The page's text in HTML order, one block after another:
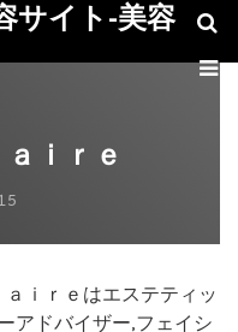
サイト-美容
ｉｒｅ
ｉｒｅはエステティッ
アドバイザー,フェイシ